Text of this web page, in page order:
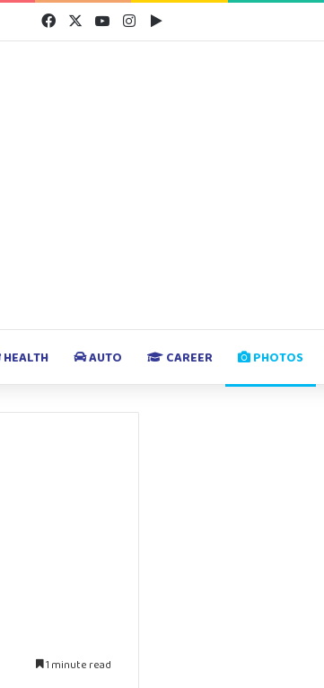
FacebookYouTubeInstagramGoogle Play
HEALTH AUTO CAREER PHOTOS
1 minute read